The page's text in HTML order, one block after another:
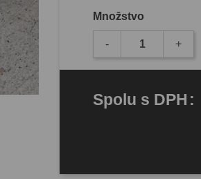
Množstvo
- +
Spolu s DPH: